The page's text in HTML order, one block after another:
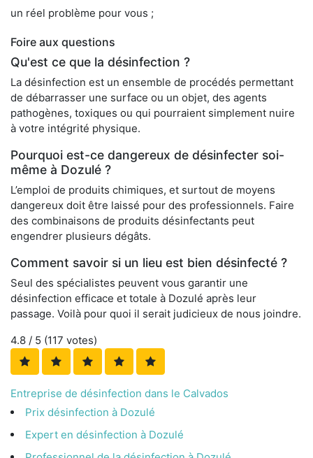
un réel problème pour vous ;
Foire aux questions
Qu'est ce que la désinfection ?
La désinfection est un ensemble de procédés permettant
de débarrasser une surface ou un objet, des agents
pathogènes, toxiques ou qui pourraient simplement nuire
à votre intégrité physique.
Pourquoi est-ce dangereux de désinfecter soi-
même à Dozulé ?
L’emploi de produits chimiques, et surtout de moyens
dangereux doit être laissé pour des professionnels. Faire
des combinaisons de produits désinfectants peut
engendrer plusieurs dégâts.
Comment savoir si un lieu est bien désinfecté ?
Seul des spécialistes peuvent vous garantir une
désinfection efficace et totale à Dozulé après leur
passage. Voilà pour quoi il serait judicieux de nous joindre.
4.8 / 5 (117 votes)
Entreprise de désinfection dans le Calvados
Prix désinfection à Dozulé
Expert en désinfection à Dozulé